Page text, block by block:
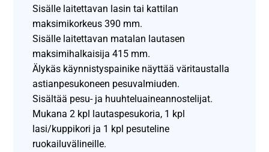
Sisälle laitettavan lasin tai kattilan
maksimikorkeus 390 mm.
Sisälle laitettavan matalan lautasen
maksimihalkaisija 415 mm.
Älykäs käynnistyspainike näyttää väritaustalla
astianpesukoneen pesuvalmiuden.
Sisältää pesu- ja huuhteluaineannostelijat.
Mukana 2 kpl lautaspesukoria, 1 kpl
lasi/kuppikori ja 1 kpl pesuteline
ruokailuvälineille.